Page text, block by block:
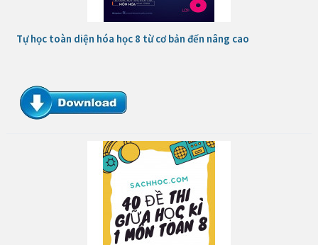
Tự học toàn diện hóa học 8 từ cơ bản đến nâng cao